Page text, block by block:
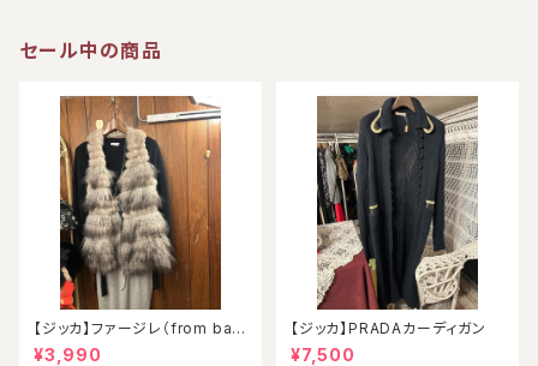
セール中の商品
【ジッカ】ファージレ（from ball
oon）
¥3,990
【ジッカ】PRADAカーディガン
¥7,500